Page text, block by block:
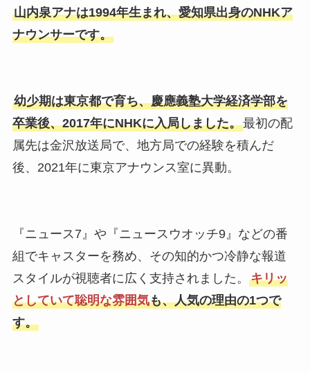
山内泉アナは1994年生まれ、愛知県出身のNHKア
ナウンサーです。
幼少期は東京都で育ち、慶應義塾大学経済学部を
卒業後、2017年にNHKに入局しました。最初の配
属先は金沢放送局で、地方局での経験を積んだ
後、2021年に東京アナウンス室に異動。
『ニュース7』や『ニュースウオッチ9』などの番
組でキャスターを務め、その知的かつ冷静な報道
スタイルが視聴者に広く支持されました。 キリッ
としていて聡明な雰囲気も、人気の理由の1つで
す。